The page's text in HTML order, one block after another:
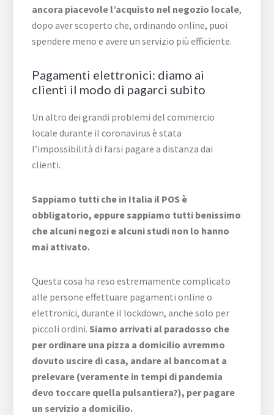
ancora piacevole l’acquisto nel negozio locale,
dopo aver scoperto che, ordinando online, puoi
spendere meno e avere un servizio più efficiente.
Pagamenti elettronici: diamo ai
clienti il modo di pagarci subito
Un altro dei grandi problemi del commercio
locale durante il coronavirus è stata
l’impossibilità di farsi pagare a distanza dai
clienti.
Sappiamo tutti che in Italia il POS è
obbligatorio, eppure sappiamo tutti benissimo
che alcuni negozi e alcuni studi non lo hanno
mai attivato.
Questa cosa ha reso estremamente complicato
alle persone effettuare pagamenti online o
elettronici, durante il lockdown, anche solo per
piccoli ordini. Siamo arrivati al paradosso che
per ordinare una pizza a domicilio avremmo
dovuto uscire di casa, andare al bancomat a
prelevare (veramente in tempi di pandemia
devo toccare quella pulsantiera?), per pagare
un servizio a domicilio.